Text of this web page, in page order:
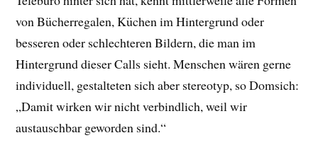
von Bücherregalen, Küchen im Hintergrund oder
besseren oder schlechteren Bildern, die man im
Hintergrund dieser Calls sieht. Menschen wären gerne
individuell, gestalteten sich aber stereotyp, so Domsich:
„Damit wirken wir nicht verbindlich, weil wir
austauschbar geworden sind.“